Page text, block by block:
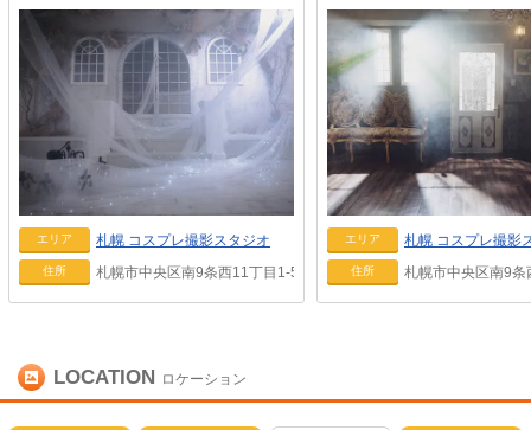
エリア 札幌 コスプレ撮影スタジオ
住所 札幌市中央区南9条西11丁目1-5
エリア 札幌 コスプレ撮影
住所 札幌市中央区南9
LOCATION ロケーション